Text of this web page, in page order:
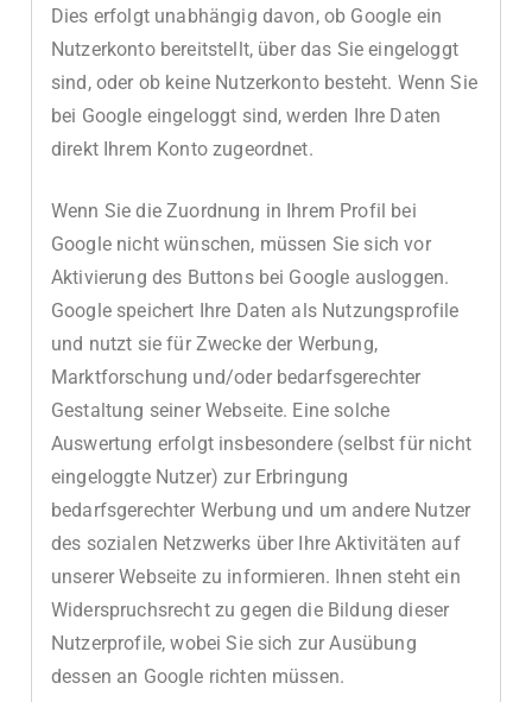
Dies erfolgt unabhängig davon, ob Google ein
Nutzerkonto bereitstellt, über das Sie eingeloggt
sind, oder ob keine Nutzerkonto besteht. Wenn Sie
bei Google eingeloggt sind, werden Ihre Daten
direkt Ihrem Konto zugeordnet.
Wenn Sie die Zuordnung in Ihrem Profil bei
Google nicht wünschen, müssen Sie sich vor
Aktivierung des Buttons bei Google ausloggen.
Google speichert Ihre Daten als Nutzungsprofile
und nutzt sie für Zwecke der Werbung,
Marktforschung und/oder bedarfsgerechter
Gestaltung seiner Webseite. Eine solche
Auswertung erfolgt insbesondere (selbst für nicht
eingeloggte Nutzer) zur Erbringung
bedarfsgerechter Werbung und um andere Nutzer
des sozialen Netzwerks über Ihre Aktivitäten auf
unserer Webseite zu informieren. Ihnen steht ein
Widerspruchsrecht zu gegen die Bildung dieser
Nutzerprofile, wobei Sie sich zur Ausübung
dessen an Google richten müssen.